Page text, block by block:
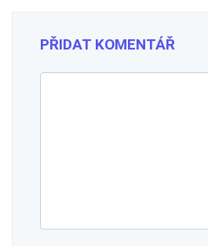
PŘIDAT KOMENTÁŘ